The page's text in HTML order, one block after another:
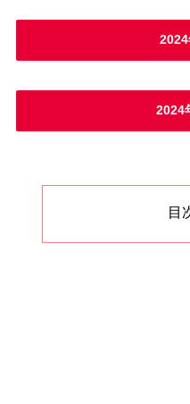
2024
2024
目